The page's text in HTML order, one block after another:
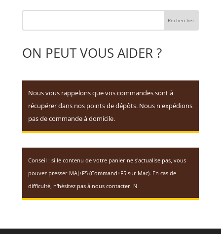
ON PEUT VOUS AIDER ?
Nous vous rappelons que vos commandes sont à
récupérer dans nos points de dépôts. Nous n'expédions
pas de commande à domicile.
Conseil : si le contenu de votre panier ne s'actualise pas, vous
pouvez presser MAJ+F5 (Command+F5 sur Mac). En cas de
difficulté, n'hésitez pas à nous contacter. N